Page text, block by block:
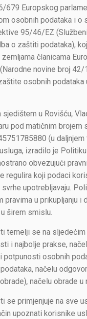
679 Europskog
osobnih podataka i o
95/46/EZ
o zaštiti podataka),
članicama
novine broj
osobnih
u Rovišću,
pod matičnim
(u
izradilo je
obvezujući
regulira koji podaci
upotrebljavaju.
pravima u prikupljanju i
širem smislu.
temelji se na
i najbolje prakse,
osobnih
načelu
načelu obrade
se primjenjuje na sve
upoznati korisnike